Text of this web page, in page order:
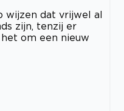
wijzen dat vrijwel al
zijn, tenzij er
om een nieuw